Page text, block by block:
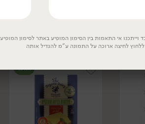
אורגני
אי התאמות בין הסימון המופיע באתר לסימון
לחיצה ארוכה על התמונה ע"מ להגדיל אותה